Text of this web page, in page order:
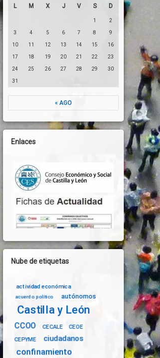
L M X J V S D
1 2
3 4 5 6 7 8 9
10 11 12 13 14 15 16
17 18 19 20 21 22 23
24 25 26 27 28 29 30
31
« AGO
Enlaces
Nube de etiquetas
actividad económica
acuerdo político autónomos
Castilla y León
CCOO CECALE
CEOE
CEPYME
ciudadanos
confinamiento